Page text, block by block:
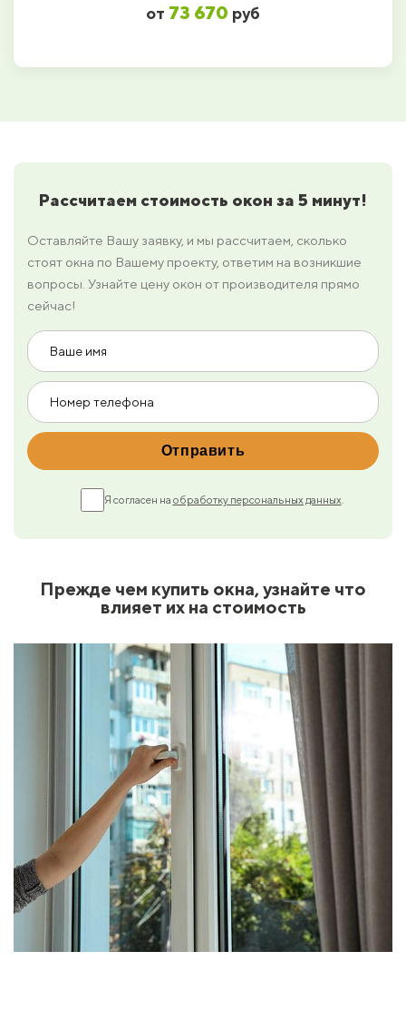
от 73 670 руб
Рассчитаем стоимость окон за 5 минут!
Оставляйте Вашу заявку, и мы рассчитаем, сколько
стоят окна по Вашему проекту, ответим на возникшие
вопросы. Узнайте цену окон от производителя прямо
сейчас!
Я согласен на обработку персональных данных.
Прежде чем купить окна, узнайте что
влияет их на стоимость